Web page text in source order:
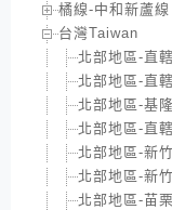
橘線-中和新蘆線
台灣Taiwan
北部地區-直
北部地區-直
北部地區-基
北部地區-直
北部地區-新
北部地區-新
北部地區-苗